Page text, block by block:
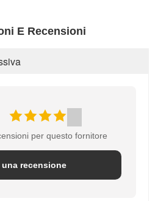
E Recensioni
per questo fornitore
recensione